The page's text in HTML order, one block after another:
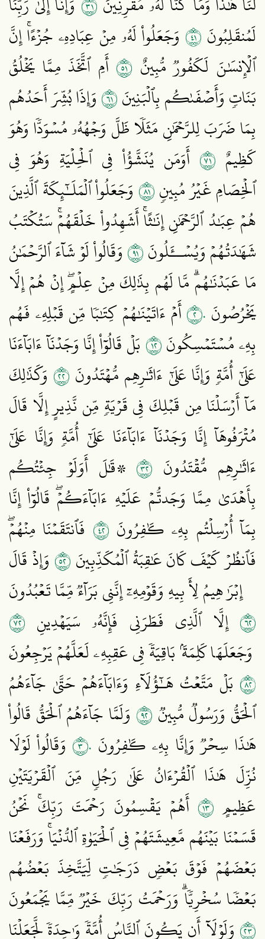
لَمُنقَلِبُونَ ١٤ وَجَعَلُواْ لَهُۥ مِنۡ عِبَادِهِۦ جُزۡءًاۚ إِنَّ
ٱلۡإِنسَٰنَ لَكَفُورٞ مُّبِينٌ ١٥ أَمِ ٱتَّخَذَ مِمَّا يَخۡلُقُ
بَنَاتٖ وَأَصۡفَىٰكُم بِٱلۡبَنِينَ١٦وَإِذَا بُشِّرَ أَحَدُهُم
بِمَا ضَرَبَ لِلرَّحۡمَٰنِ مَثَلٗا ظَلَّ وَجۡهُهُۥ مُسۡوَدّٗا وَهُوَ
كَظِيمٌ ١٧ أَوَمَن يُنَشَّؤُاْ فِي ٱلۡحِلۡيَةِ وَهُوَ فِي
ٱلۡخِصَامِ غَيۡرُ مُبِينٖ١٨ وَجَعَلُواْ ٱلۡمَلَـٰٓئِكَةَ ٱلَّذِينَ
هُمۡ عِبَٰدُ ٱلرَّحۡمَٰنِ إِنَٰثًاۚ أَشَهِدُواْ خَلۡقَهُمۡۚ سَتُكۡتَبُ
شَهَٰدَتُهُمۡ وَيُسۡــَٔلُونَ١٩وَقَالُواْ لَوۡ شَآءَ ٱلرَّحۡمَٰنُ
مَا عَبَدۡنَٰهُمۗ مَّا لَهُم بِذَٰلِكَ مِنۡ عِلۡمٍۖ إِنۡ هُمۡ إِلَّا
يَخۡرُصُونَ ٢٠أَمۡ ءَاتَيۡنَٰهُمۡ كِتَٰبٗا مِّن قَبۡلِهِۦ فَهُم
بِهِۦ مُسۡتَمۡسِكُونَ٢١ بَلۡ قَالُوٓاْ إِنَّا وَجَدۡنَآ ءَابَآءَنَا
عَلَىٰٓ أُمَّةٖ وَإِنَّا عَلَىٰٓ ءَاثَٰرِهِم مُّهۡتَدُونَ ٢٢ وَكَذَٰلِكَ
مَآ أَرۡسَلۡنَا مِن قَبۡلِكَ فِي قَرۡيَةٖ مِّن نَّذِيرٍ إِلَّا قَالَ
مُتۡرَفُوهَآ إِنَّا وَجَدۡنَآ ءَابَآءَنَا عَلَىٰٓ أُمَّةٖ وَإِنَّا عَلَىٰٓ
ءَاثَٰرِهِم مُّقۡتَدُونَ ٢٣ ۞قَٰلَ أَوَلَوۡ جِئۡتُكُم
بِأَهۡدَىٰ مِمَّا وَجَدتُّمۡ عَلَيۡهِ ءَابَآءَكُمۡۖ قَالُوٓاْ إِنَّا
بِمَآ أُرۡسِلۡتُم بِهِۦ كَٰفِرُونَ ٢٤ فَٱنتَقَمۡنَا مِنۡهُمۡۖ
فَٱنظُرۡ كَيۡفَ كَانَ عَٰقِبَةُ ٱلۡمُكَذِّبِينَ٢٥ وَإِذۡ قَالَ
إِبۡرَٰهِيمُ لِأَبِيهِ وَقَوۡمِهِۦٓ إِنَّنِي بَرَآءٞ مِّمَّا تَعۡبُدُونَ
٢٦ إِلَّا ٱلَّذِي فَطَرَنِي فَإِنَّهُۥ سَيَهۡدِينِ ٢٧
وَجَعَلَهَا كَلِمَةَۢ بَاقِيَةٗ فِي عَقِبِهِۦ لَعَلَّهُمۡ يَرۡجِعُونَ
٢٨ بَلۡ مَتَّعۡتُ هَـٰٓؤُلَآءِ وَءَابَآءَهُمۡ حَتَّىٰ جَآءَهُمُ
ٱلۡحَقُّ وَرَسُولٞ مُّبِينٞ ٢٩ وَلَمَّا جَآءَهُمُ ٱلۡحَقُّ قَالُواْ
هَٰذَا سِحۡرٞ وَإِنَّا بِهِۦ كَٰفِرُونَ ٣٠ وَقَالُواْ لَوۡلَا
نُزِّلَ هَٰذَا ٱلۡقُرۡءَانُ عَلَىٰ رَجُلٖ مِّنَ ٱلۡقَرۡيَتَيۡنِ
عَظِيمٍ ٣١ أَهُمۡ يَقۡسِمُونَ رَحۡمَتَ رَبِّكَۚ نَحۡنُ
قَسَمۡنَا بَيۡنَهُم مَّعِيشَتَهُمۡ فِي ٱلۡحَيَوٰةِ ٱلدُّنۡيَاۚ وَرَفَعۡنَا
بَعۡضَهُمۡ فَوۡقَ بَعۡضٖ دَرَجَٰتٖ لِّيَتَّخِذَ بَعۡضُهُم
بَعۡضٗا سُخۡرِيّٗاۗ وَرَحۡمَتُ رَبِّكَ خَيۡرٞ مِّمَّا يَجۡمَعُونَ
٣٢ وَلَوۡلَآ أَن يَكُونَ ٱلنَّاسُ أُمَّةٗ وَٰحِدَةٗ لَّجَعَلۡنَا